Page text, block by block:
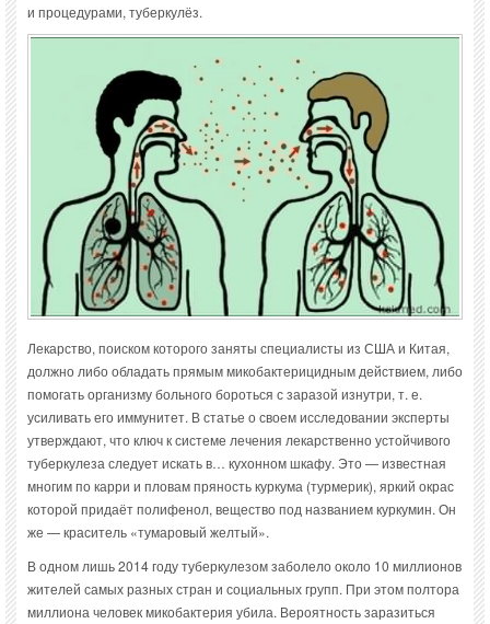
и процедурами, туберкулёз.
Лекарство, поиском которого заняты специалисты из США и Китая,
должно либо обладать прямым микобактерицидным действием, либо
помогать организму больного бороться с заразой изнутри, т. е.
усиливать его иммунитет. В статье о своем исследовании эксперты
утверждают, что ключ к системе лечения лекарственно устойчивого
туберкулеза следует искать в… кухонном шкафу. Это — известная
многим по карри и пловам пряность куркума (турмерик), яркий окрас
которой придаёт полифенол, вещество под названием куркумин. Он
же — краситель «тумаровый желтый».
В одном лишь 2014 году туберкулезом заболело около 10 миллионов
жителей самых разных стран и социальных групп. При этом полтора
миллиона человек микобактерия убила. Вероятность заразиться